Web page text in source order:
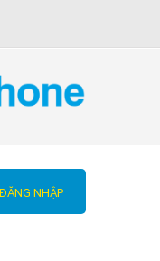
ĐĂNG NHẬP